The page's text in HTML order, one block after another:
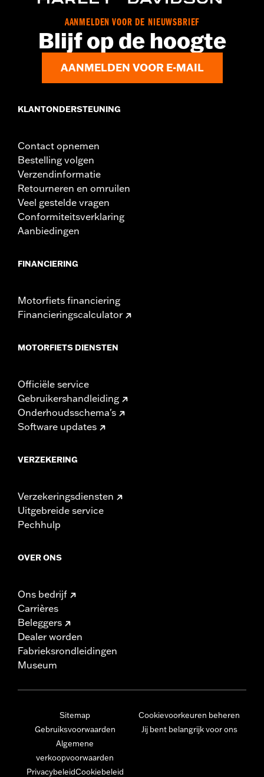
AANMELDEN VOOR DE NIEUWSBRIEF
Blijf op de hoogte
AANMELDEN VOOR E-MAIL
KLANTONDERSTEUNING
Contact opnemen
Bestelling volgen
Verzendinformatie
Retourneren en omruilen
Veel gestelde vragen
Conformiteitsverklaring
Aanbiedingen
FINANCIERING
Motorfiets financiering
Financieringscalculator
MOTORFIETS DIENSTEN
Officiële service
Gebruikershandleiding
Onderhoudsschema's
Software updates
VERZEKERING
Verzekeringsdiensten
Uitgebreide service
Pechhulp
OVER ONS
Ons bedrijf
Carrières
Beleggers
Dealer worden
Fabrieksrondleidingen
Museum
Sitemap
Gebruiksvoorwaarden
Algemene
verkoopvoorwaarden
PrivacybeleidCookiebeleid
Cookievoorkeuren beheren
Jij bent belangrijk voor ons